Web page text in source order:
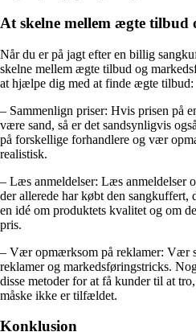
At skelne mellem ægte
Når du er på jagt efter en billig
skelne mellem ægte tilbud og
at hjælpe dig med at finde ægte tilbud:
– Sammenlign priser: Hvis prisen på
være sand, så er det sandsynligvis
på forskellige forhandlere og vær
realistisk.
– Læs anmeldelser: Læs anmeldelser
der allerede har købt den
en idé om produktets kvalitet og om
pris.
– Vær opmærksom på reklamer: Vær
reklamer og markedsføringstricks.
disse metoder for at få kunder til at
måske ikke er tilfældet.
Konklusion